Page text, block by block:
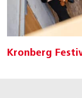
Kronberg